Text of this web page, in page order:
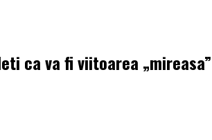
ca va fi viitoarea